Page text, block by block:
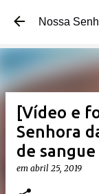
Nossa
[Vídeo e
Senhora
de
em abril 25, 2019